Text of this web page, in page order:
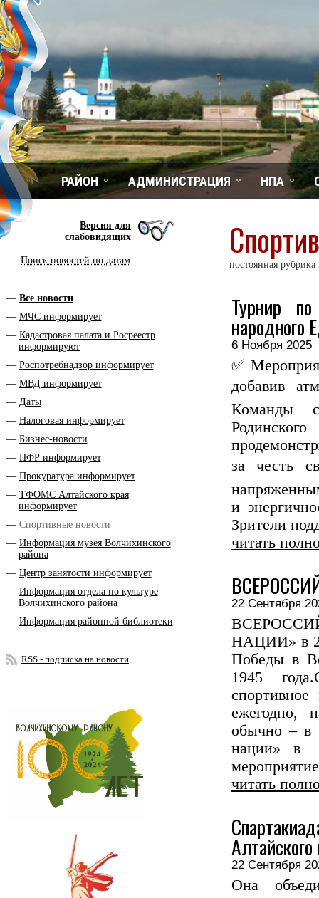
РАЙОН АДМИНИСТРАЦИЯ НПА
Версия для
слабовидящих
Поиск новостей по датам
Все новости
МЧС информирует
Кадастровая палата и Росреестр
информируют
Роспотребнадзор информирует
МВД информирует
Даты
Налоговая информирует
Бизнес-новости
ПФР информирует
Прокуратура информирует
ТФОМС Алтайского края
информирует
Спортивные новости
Информация музея Волчихинского
района
Центр занятости информирует
Информация отдела по культуре
Волчихинского района
Информация районной библиотеки
RSS - подписка на новости
постоянная рубрика
Турнир
народного
6 Ноября
✅
добавив
Команды
за честь
и
Зрители
читать
22 Сентября
НАЦИИ» в
Победы в
1945
ежегодно,
обычно – в
нации» в
читать
22 Сентября
Она